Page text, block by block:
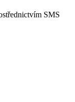
SMS